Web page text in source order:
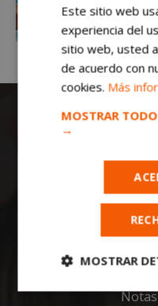
Todas las
mostoleshoy.com
deportes de
Este sitio web
experiencia del
sitio web, usted
de acuerdo con
cookies. Más
MOSTRAR
→
MOSTRAR
Cookies